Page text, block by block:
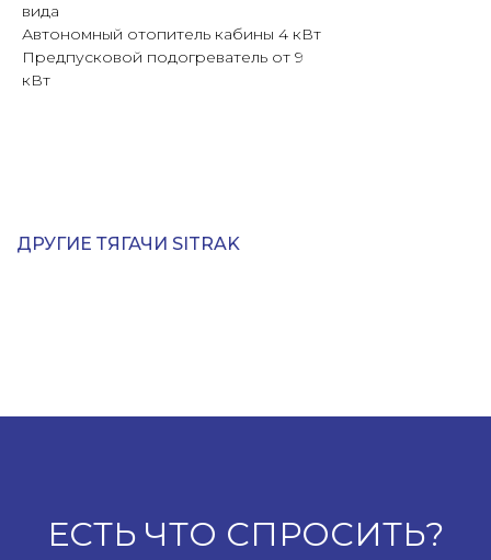
вида
Автономный отопитель кабины 4 кВт
Предпусковой подогреватель от 9
кВт
ДРУГИЕ ТЯГАЧИ SITRAK
ЕСТЬ ЧТО СПРОСИТЬ?